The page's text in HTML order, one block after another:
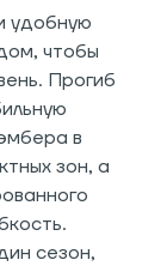
удобную
чтобы
Прогиб
в
зон, а
сезон,